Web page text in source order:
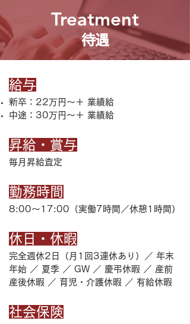
Treatment
待遇
給与
新卒：22万円〜＋ 業績給
中途：30万円〜 ＋ 業績給
昇給・賞与
毎月昇給査定
勤務時間
8:00～17:00（実働7時間／休憩1時間）
休日・休暇
完全週休2日（月1回3連休あり）／ 年末
年始 ／ 夏季 ／ GW ／ 慶弔休暇 ／ 産前
産後休暇 ／ 育児・介護休暇 ／ 有給休暇
社会保険